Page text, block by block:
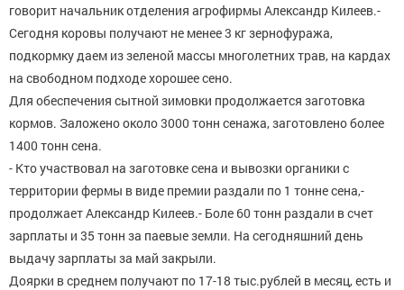
говорит начальник отделения агрофирмы Александр Килеев.-
Сегодня коровы получают не менее 3 кг зернофуража,
подкормку даем из зеленой массы многолетних трав, на кардах
на свободном подходе хорошее сено.
Для обеспечения сытной зимовки продолжается заготовка
кормов. Заложено около 3000 тонн сенажа, заготовлено более
1400 тонн сена.
- Кто участвовал на заготовке сена и вывозки органики с
территории фермы в виде премии раздали по 1 тонне сена,-
продолжает Александр Килеев.- Боле 60 тонн раздали в счет
зарплаты и 35 тонн за паевые земли. На сегодняшний день
выдачу зарплаты за май закрыли.
Доярки в среднем получают по 17-18 тыс.рублей в месяц, есть и